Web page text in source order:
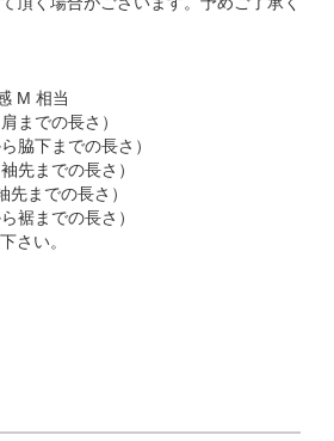
M 相当
までの長さ）
脇下までの長さ）
先までの長さ）
までの長さ）
裾までの長さ）
さい。